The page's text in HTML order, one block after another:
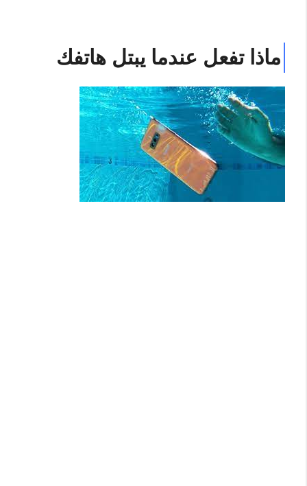
ماذا تفعل عندما يبتل هاتفك